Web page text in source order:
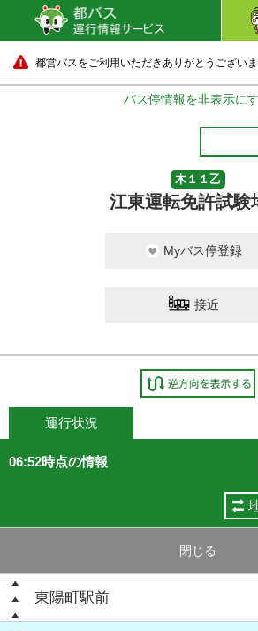
都営バスをご利用いただきありがとうございま
バス停情報を非表示に
木１１乙
江東運転免許試験
Myバス停登録
接近
運行状況
06:52時点の情報
閉じる
東陽町駅前